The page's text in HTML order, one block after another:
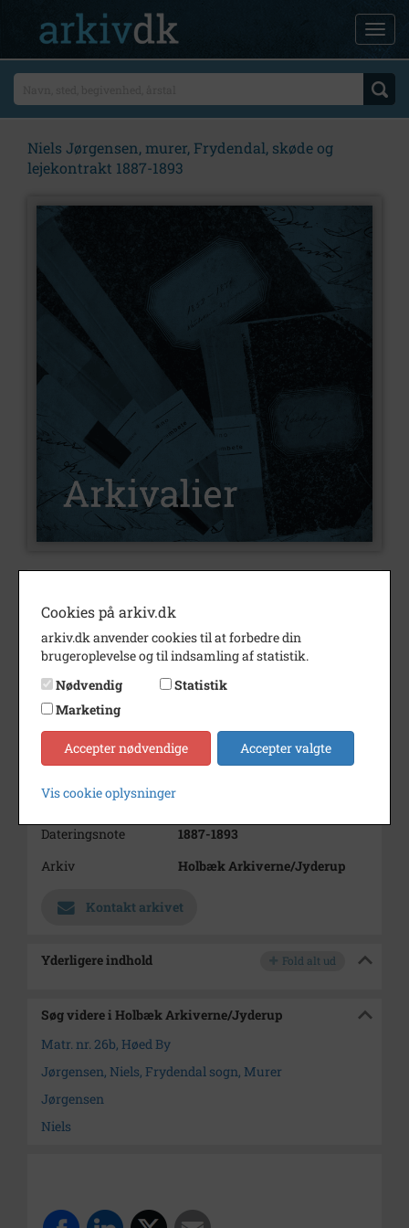
Niels Jørgensen, murer, Frydendal, skøde og
lejekontrakt 1887-1893
Type
Arkivskaber
Jørgensen, Niels
Beskrivelse
Murer
Bemærkning
Niels Jørgensen købte og
udlejede matr. nr 26b, Høet
Periode
Dateringsnote
1887-1893
Arkiv
Holbæk Arkiverne/Jyderup
Kontakt arkivet
Yderligere indhold Fold alt ud
Søg videre i Holbæk Arkiverne/Jyderup
Matr. nr. 26b, Høed By
Jørgensen, Niels, Frydendal sogn, Murer
Jørgensen
Niels
Cookies på arkiv.dk
arkiv.dk anvender cookies til at forbedre din
brugeroplevelse og til indsamling af statistik.
Nødvendig
Statistik
Marketing
Accepter nødvendige Accepter valgte
Vis cookie oplysninger